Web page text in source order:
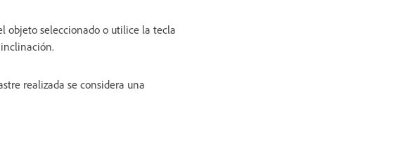
objeto seleccionado o utilice la tecla
realizada se considera una